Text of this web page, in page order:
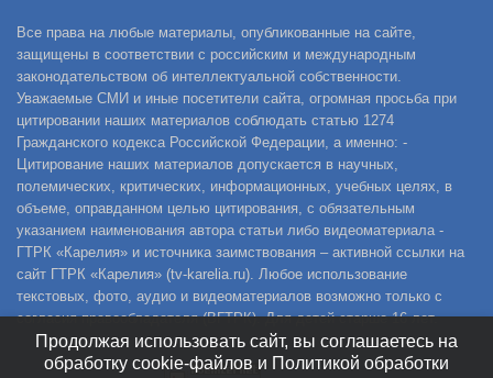
Все права на любые материалы, опубликованные на сайте,
защищены в соответствии с российским и международным
законодательством об интеллектуальной собственности.
Уважаемые СМИ и иные посетители сайта, огромная просьба при
цитировании наших материалов соблюдать статью 1274
Гражданского кодекса Российской Федерации, а именно: -
Цитирование наших материалов допускается в научных,
полемических, критических, информационных, учебных целях, в
объеме, оправданном целью цитирования, с обязательным
указанием наименования автора статьи либо видеоматериала -
ГТРК «Карелия» и источника заимствования – активной ссылки на
сайт ГТРК «Карелия» (tv-karelia.ru). Любое использование
текстовых, фото, аудио и видеоматериалов возможно только с
согласия правообладателя (ВГТРК). Для детей старше 16 лет.
Продолжая использовать сайт, вы соглашаетесь на
обработку cookie-файлов и Политикой обработки